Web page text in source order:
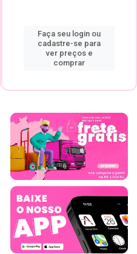
Faça seu login ou
cadastre-se para
ver preços e
comprar